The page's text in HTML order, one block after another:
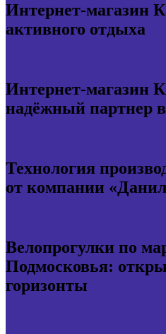
Интернет-магазин
активного отдыха
Интернет-магазин
надёжный партнер
Технология
от компании
Велопрогулки по
Подмосковья:
горизонты